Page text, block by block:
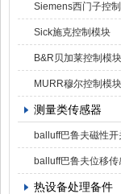
Siemens西门子控
Sick施克控制模块
B&R贝加莱控制模块
MURR穆尔控制模块
测量类传感器
balluff巴鲁夫磁性开
balluff巴鲁夫位移传
热设备处理备件